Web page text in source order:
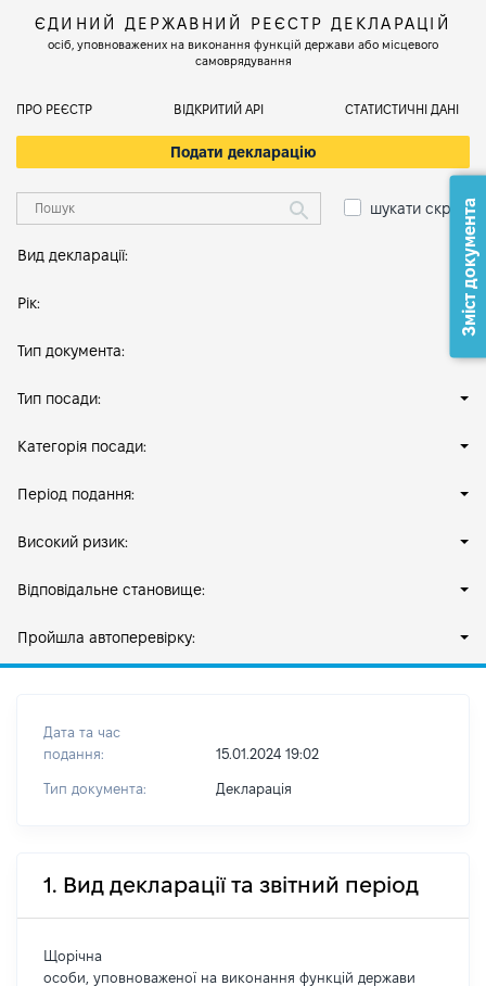
ЄДИНИЙ ДЕРЖАВНИЙ РЕЄСТР ДЕКЛАРАЦІЙ
осіб, уповноважених на виконання функцій держави або місцевого
самоврядування
ПРО РЕЄСТР ВІДКРИТИЙ АРІ СТАТИСТИЧНІ ДАНІ
Подати декларацію
шукати скрізь
Вид декларації:
Рік:
Тип документа:
Тип посади:
Категорія посади:
Період подання:
Високий ризик:
Відповідальне становище:
Пройшла автоперевірку:
Дата та час
подання:
15.01.2024 19:02
Тип документа: Декларація
1. Вид декларації та звітний період
Щорічна
особи, уповноваженої на виконання функцій держави
Зміст документа